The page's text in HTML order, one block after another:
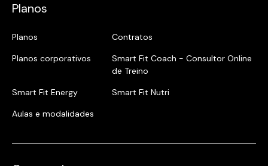
Planos
Planos
Contratos
Planos corporativos
Smart Fit Coach - Consultor Online
de Treino
Smart Fit Energy
Smart Fit Nutri
Aulas e modalidades